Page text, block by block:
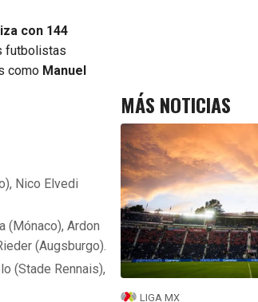
con 144
futbolistas
como Manuel
Nico Elvedi
(Mónaco), Ardon
(Augsburgo).
(Stade Rennais),
MÁS NOTICIAS
LIGA MX